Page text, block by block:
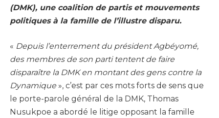
(DMK), une coalition de partis et mouvements
politiques à la famille de l’illustre disparu.
« Depuis l’enterrement du président Agbéyomé,
des membres de son parti tentent de faire
disparaître la DMK en montant des gens contre la
Dynamique », c’est par ces mots forts de sens que
le porte-parole général de la DMK, Thomas
Nusukpoe a abordé le litige opposant la famille